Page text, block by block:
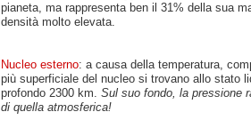
pianeta, ma rappresenta ben il 31% della sua
densità molto elevata.
Nucleo esterno: a causa della temperatura,
più superficiale del nucleo si trovano allo stato
profondo 2300 km. Sul suo fondo, la pressione
di quella atmosferica!